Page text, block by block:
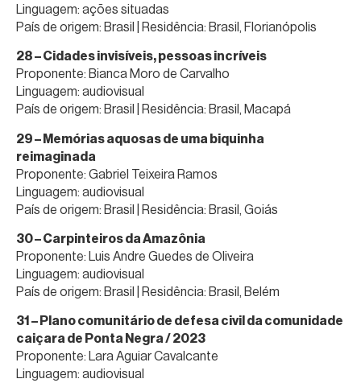
Linguagem: ações situadas
País de origem: Brasil | Residência: Brasil, Florianópolis
28 – Cidades invisíveis, pessoas incríveis
Proponente: Bianca Moro de Carvalho
Linguagem: audiovisual
País de origem: Brasil | Residência: Brasil, Macapá
29 – Memórias aquosas de uma biquinha
reimaginada
Proponente: Gabriel Teixeira Ramos
Linguagem: audiovisual
País de origem: Brasil | Residência: Brasil, Goiás
30 – Carpinteiros da Amazônia
Proponente: Luis Andre Guedes de Oliveira
Linguagem: audiovisual
País de origem: Brasil | Residência: Brasil, Belém
31 – Plano comunitário de defesa civil da comunidade
caiçara de Ponta Negra / 2023
Proponente: Lara Aguiar Cavalcante
Linguagem: audiovisual